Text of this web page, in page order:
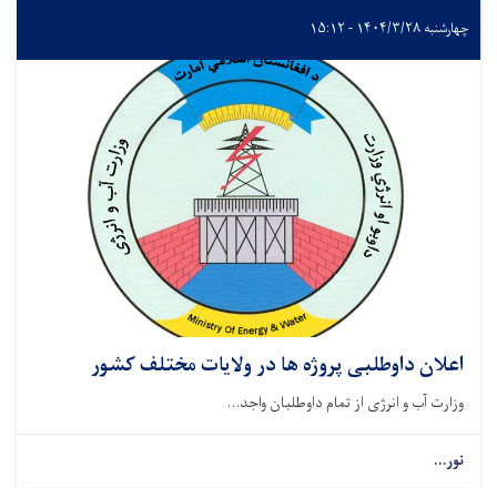
چهارشنبه ۱۴۰۴/۳/۲۸ - ۱۵:۱۲
اعلان داوطلبی پروژه ها در ولایات مختلف کشور
وزارت آب و انرژی از تمام داوطلبان واجد...
نور...